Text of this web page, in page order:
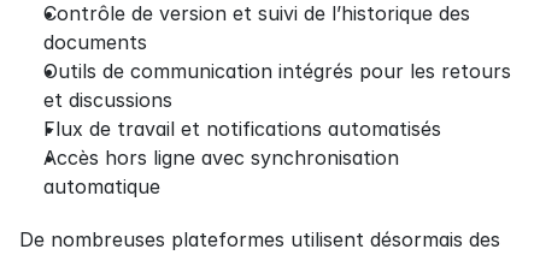
Contrôle de version et suivi de l’historique des
documents
Outils de communication intégrés pour les retours
et discussions
Flux de travail et notifications automatisés
Accès hors ligne avec synchronisation
automatique
De nombreuses plateformes utilisent désormais des